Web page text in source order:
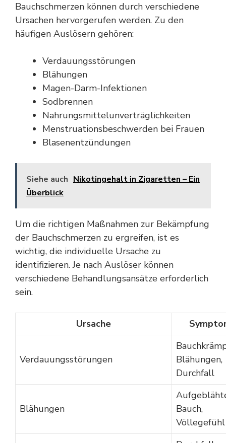
Bauchschmerzen können durch verschiedene
Ursachen hervorgerufen werden. Zu den
häufigen Auslösern gehören:
Verdauungsstörungen
Blähungen
Magen-Darm-Infektionen
Sodbrennen
Nahrungsmittelunverträglichkeiten
Menstruationsbeschwerden bei Frauen
Blasenentzündungen
Siehe auch Nikotingehalt in Zigaretten – Ein
Überblick
Um die richtigen Maßnahmen zur Bekämpfung
der Bauchschmerzen zu ergreifen, ist es
wichtig, die individuelle Ursache zu
identifizieren. Je nach Auslöser können
verschiedene Behandlungsansätze erforderlich
sein.
Ursache
Verdauungsstörungen
Blähungen,
Durchfall
Blähungen
Bauch,
Völlegefühl